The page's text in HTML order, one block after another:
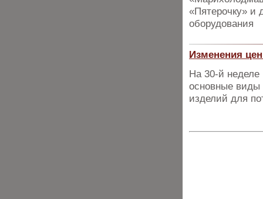
«Пятерочку» и
оборудования
Изменения
На 30-й
основные виды
изделий для